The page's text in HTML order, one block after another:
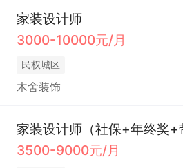
家装设计师
3000-10000元/月
民权城区
木舍装饰
家装设计师（社保+年终奖+
3500-9000元/月